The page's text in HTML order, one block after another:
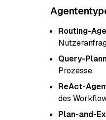
Routing-
Query-
Prozesse
ReAct-
des
Plan-and-